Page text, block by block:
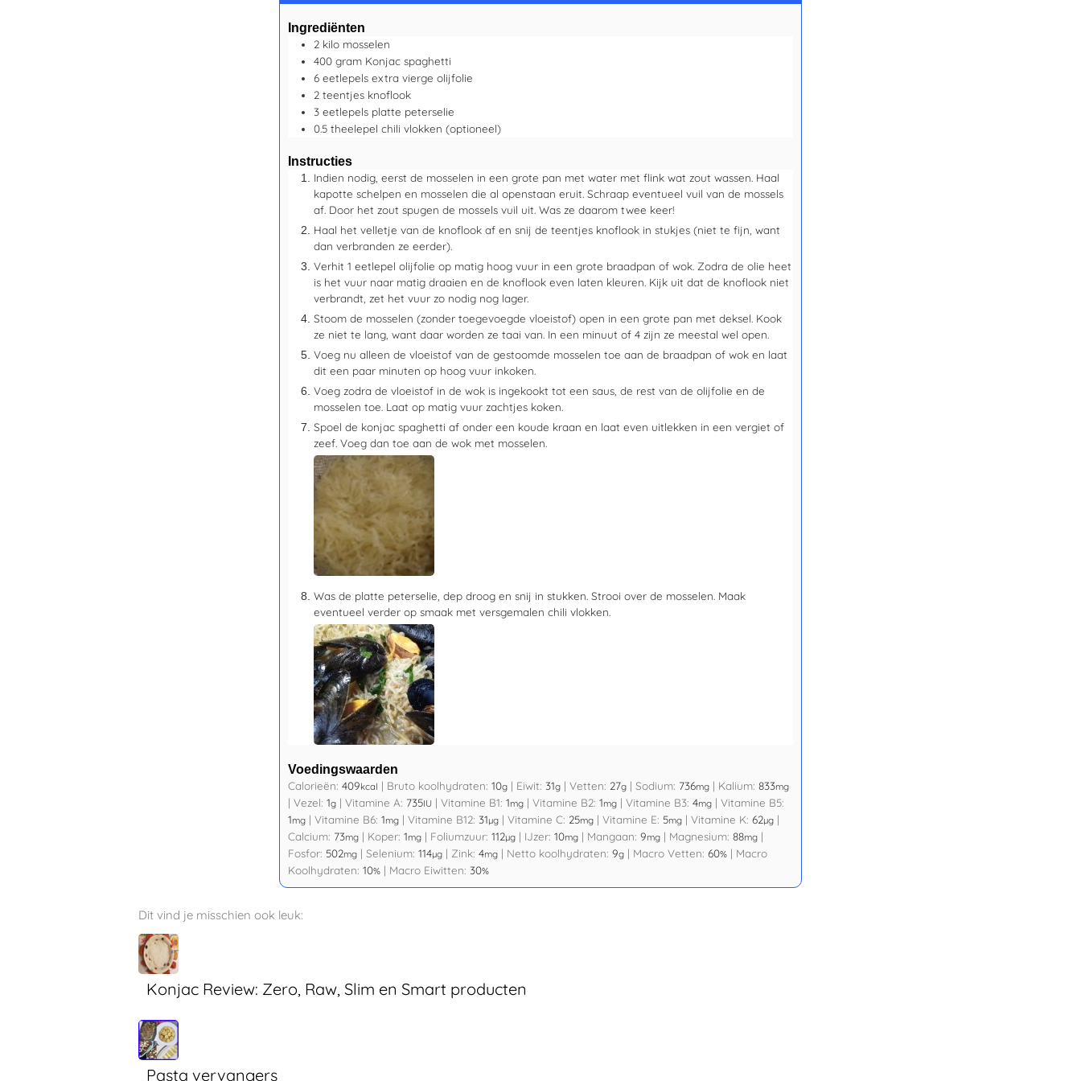
Ingrediënten
2 kilo mosselen
400 gram Konjac spaghetti
6 eetlepels extra vierge olijfolie
2 teentjes knoflook
3 eetlepels platte peterselie
0.5 theelepel chili vlokken (optioneel)
Instructies
Indien nodig, eerst de mosselen in een grote pan met water met flink wat zout wassen. Haal
kapotte schelpen en mosselen die al openstaan eruit. Schraap eventueel vuil van de mossels
af. Door het zout spugen de mossels vuil uit. Was ze daarom twee keer!
Haal het velletje van de knoflook af en snij de teentjes knoflook in stukjes (niet te fijn, want
dan verbranden ze eerder).
Verhit 1 eetlepel olijfolie op matig hoog vuur in een grote braadpan of wok. Zodra de olie heet
is het vuur naar matig draaien en de knoflook even laten kleuren. Kijk uit dat de knoflook niet
verbrandt, zet het vuur zo nodig nog lager.
Stoom de mosselen (zonder toegevoegde vloeistof) open in een grote pan met deksel. Kook
ze niet te lang, want daar worden ze taai van. In een minuut of 4 zijn ze meestal wel open.
Voeg nu alleen de vloeistof van de gestoomde mosselen toe aan de braadpan of wok en laat
dit een paar minuten op hoog vuur inkoken.
Voeg zodra de vloeistof in de wok is ingekookt tot een saus, de rest van de olijfolie en de
mosselen toe. Laat op matig vuur zachtjes koken.
Spoel de konjac spaghetti af onder een koude kraan en laat even uitlekken in een vergiet of
zeef. Voeg dan toe aan de wok met mosselen.
Was de platte peterselie, dep droog en snij in stukken. Strooi over de mosselen. Maak
eventueel verder op smaak met versgemalen chili vlokken.
Voedingswaarden
Calorieën: 409kcal | Bruto koolhydraten: 10g | Eiwit: 31g | Vetten: 27g | Sodium: 736mg | Kalium: 833mg
| Vezel: 1g | Vitamine A: 735IU | Vitamine B1: 1mg | Vitamine B2: 1mg | Vitamine B3: 4mg | Vitamine B5:
1mg | Vitamine B6: 1mg | Vitamine B12: 31µg | Vitamine C: 25mg | Vitamine E: 5mg | Vitamine K: 62µg |
Calcium: 73mg | Koper: 1mg | Foliumzuur: 112µg | IJzer: 10mg | Mangaan: 9mg | Magnesium: 88mg |
Fosfor: 502mg | Selenium: 114µg | Zink: 4mg | Netto koolhydraten: 9g | Macro Vetten: 60% | Macro
Koolhydraten: 10% | Macro Eiwitten: 30%
Dit vind je misschien ook leuk:
Konjac Review: Zero, Raw, Slim en Smart producten
Pasta vervangers